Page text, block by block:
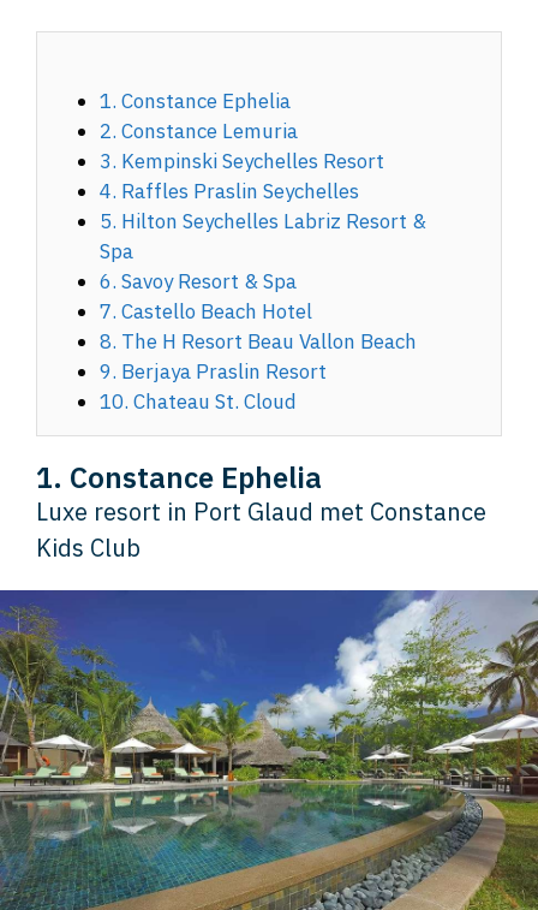
1. Constance Ephelia
2. Constance Lemuria
3. Kempinski Seychelles Resort
4. Raffles Praslin Seychelles
5. Hilton Seychelles Labriz Resort &
Spa
6. Savoy Resort & Spa
7. Castello Beach Hotel
8. The H Resort Beau Vallon Beach
9. Berjaya Praslin Resort
10. Chateau St. Cloud
1. Constance Ephelia
Luxe resort in Port Glaud met Constance
Kids Club